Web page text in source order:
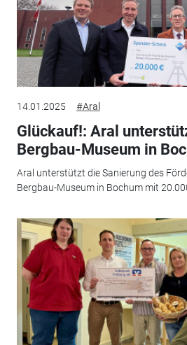
14.01.2025 #Aral
Glückauf!: Aral
Bergbau-Museum in
Aral unterstützt die Sanierung des
Bergbau-Museum in Bochum mit